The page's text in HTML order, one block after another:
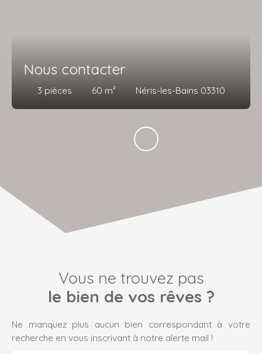
Nous contacter
3 pièces 60 m² Néris-les-Bains 03310
Vous ne trouvez pas
le bien de vos rêves ?
Ne manquez plus aucun bien correspondant à votre
recherche en vous inscrivant à notre alerte mail !